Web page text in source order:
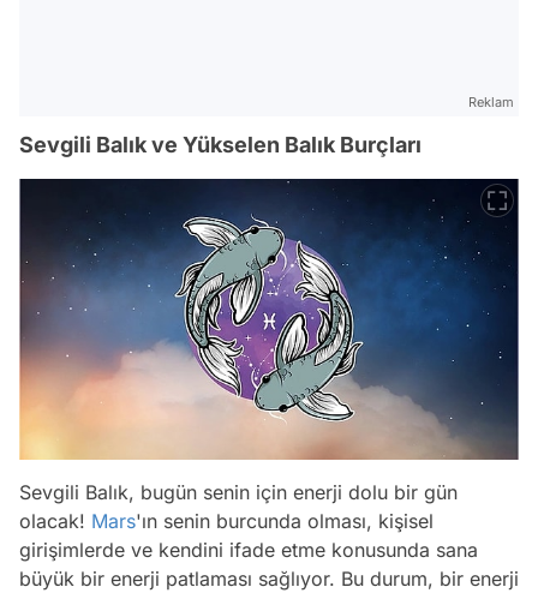
Reklam
Sevgili Balık ve Yükselen Balık Burçları
Sevgili Balık, bugün senin için enerji dolu bir gün
olacak! Mars'ın senin burcunda olması, kişisel
girişimlerde ve kendini ifade etme konusunda sana
büyük bir enerji patlaması sağlıyor. Bu durum, bir enerji